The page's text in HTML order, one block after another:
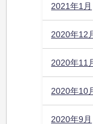
2021年1月
2020年12
2020年11
2020年10
2020年9月